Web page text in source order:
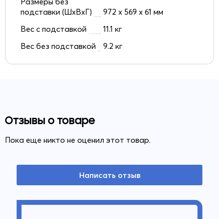
подставки (ШxВxГ)
972 x 569 x 61 мм
Вес с подставкой
11.1 кг
Вес без подставкой
9.2 кг
Отзывы о товаре
Пока еще никто не оценил этот товар.
Написать отзыв